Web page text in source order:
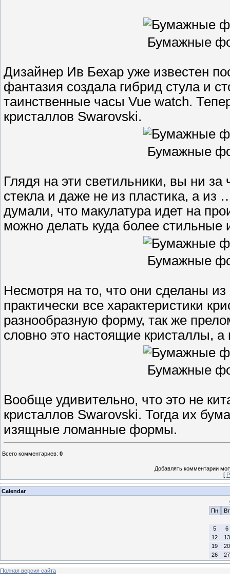
Бумажные
Дизайнер Ив Бехар уже известен
фантазия создала гибрид стула и
таинственные часы Vue watch.
кристаллов Swarovski.
Бумажные
Глядя на эти светильники, вы ни за
стекла и даже не из пластика, а
думали, что макулатура идет на
можно делать куда более стильные
Бумажные
Несмотря на то, что они сделаны
практически все характеристики
разнообразную форму, так же
словно это настоящие кристаллы,
Бумажные
Вообще удивительно, что это не
кристаллов Swarovski. Тогда их
изящные ломанные формы.
Всего комментариев: 0
Добавлять комментарии
[
Calendar
Пн
Вт
5
6
12
13
19
20
26
27
Полная версия сайта